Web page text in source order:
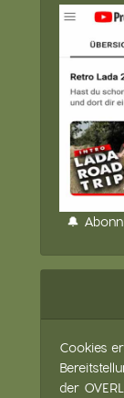
🔔
Cookies
der